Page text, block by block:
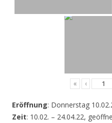
« ‹
Eröffnung: Donnerstag
Zeit: 10.02. – 24.04.22,